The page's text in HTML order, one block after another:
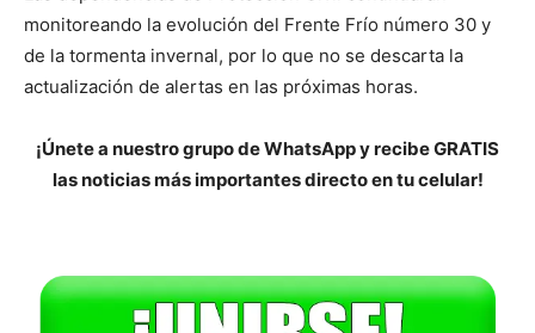
monitoreando la evolución del Frente Frío número 30 y
de la tormenta invernal, por lo que no se descarta la
actualización de alertas en las próximas horas.
¡Únete a nuestro grupo de WhatsApp y recibe GRATIS
las noticias más importantes directo en tu celular!